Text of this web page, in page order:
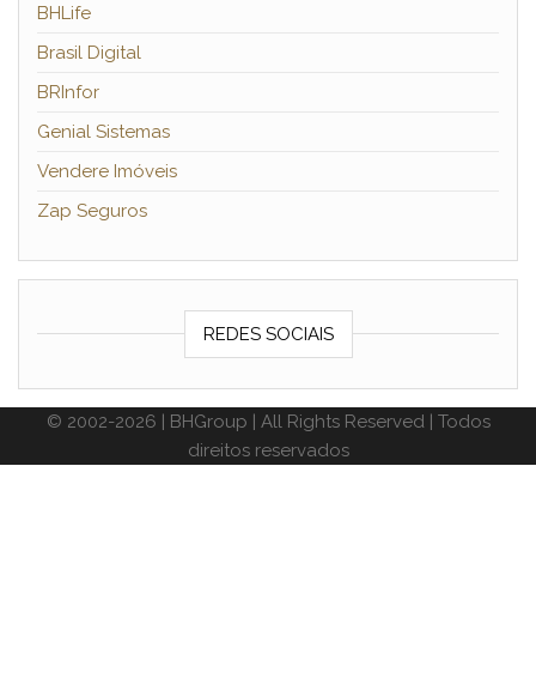
BHLife
Brasil Digital
BRInfor
Genial Sistemas
Vendere Imóveis
Zap Seguros
REDES SOCIAIS
© 2002-2026 | BHGroup | All Rights Reserved | Todos
direitos reservados